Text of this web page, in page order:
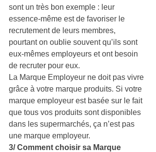
sont un très bon exemple : leur
essence-même est de favoriser le
recrutement de leurs membres,
pourtant on oublie souvent qu’ils sont
eux-mêmes employeurs et ont besoin
de recruter pour eux.
La Marque Employeur ne doit pas vivre
grâce à votre marque produits. Si votre
marque employeur est basée sur le fait
que tous vos produits sont disponibles
dans les supermarchés, ça n’est pas
une marque employeur.
3/ Comment choisir sa Marque